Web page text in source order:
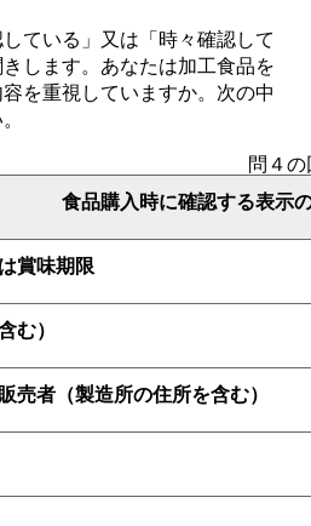
ている」又は「時々確認して
します。あなたは加工食品を
を重視していますか。次の中
食品購入時に確認する表示
問４
賞味期限
む）
売者（製造所の住所を含む）